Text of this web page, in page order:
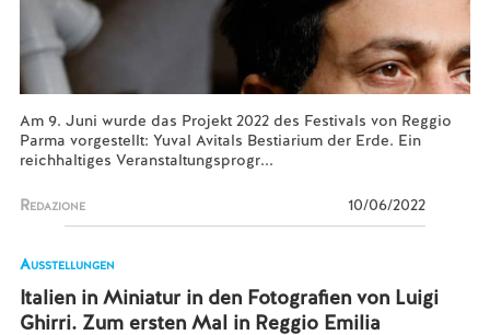
Am 9. Juni wurde das Projekt 2022 des Festivals von Reggio
Parma vorgestellt: Yuval Avitals Bestiarium der Erde. Ein
reichhaltiges Veranstaltungsprogr...
Redazione 10/06/2022
Ausstellungen
Italien in Miniatur in den Fotografien von Luigi
Ghirri. Zum ersten Mal in Reggio Emilia